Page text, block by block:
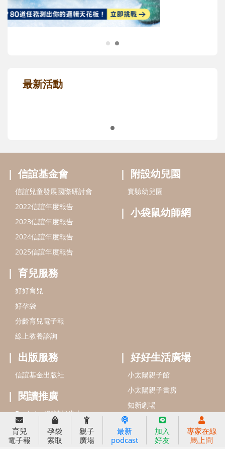
信誼基金會
信誼兒童發展國際研討會
2023信誼年度報告
2024信誼年度報告
2025信誼年度報告
育兒服務
好好育兒
好孕袋
小袋鼠幼師網
育兒
電子報
孕袋
索取
親子
廣場
最新
podcast
加入
好友
專家在線
馬上問